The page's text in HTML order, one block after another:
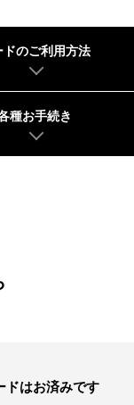
ドのご利用方法
種お手続き
ドはお済みです